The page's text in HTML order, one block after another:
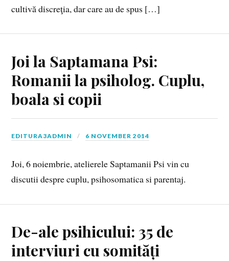
cultivă discreţia, dar care au de spus […]
Joi la Saptamana Psi:
Romanii la psiholog. Cuplu,
boala si copii
EDITURA3ADMIN 6 NOVEMBER 2014
Joi, 6 noiembrie, atelierele Saptamanii Psi vin cu
discutii despre cuplu, psihosomatica si parentaj.
De-ale psihicului: 35 de
interviuri cu somități